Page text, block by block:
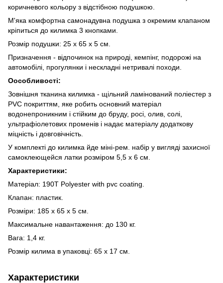
коричневого кольору з відстібною подушкою.
М'яка комфортна самонадувна подушка з окремим клапаном
кріпиться до килимка 3 кнопками.
Розмір подушки: 25 х 65 х 5 см.
Призначення - відпочинок на природі, кемпінг, подорожі на
автомобілі, прогулянки і нескладні нетривалі походи.
Оособливості:
Зовнішня тканина килимка - щільний ламінований поліестер з
PVC покриттям, яке робить основний матеріал
водонепроникним і стійким до бруду, росі, олив, солі,
ультрафіолетових променів і надає матеріалу додаткову
міцність і довговічність.
У комплекті до килимка йде міні-рем. набір у вигляді захисної
самоклеющейся латки розміром 5,5 х 6 см.
Характеристики:
Матеріал: 190T Polyester with pvc coating.
Клапан: пластик.
Розміри: 185 х 65 х 5 см.
Максимальне навантаження: до 130 кг.
Вага: 1,4 кг.
Розмір килима в упаковці: 65 х 17 см.
Характеристики